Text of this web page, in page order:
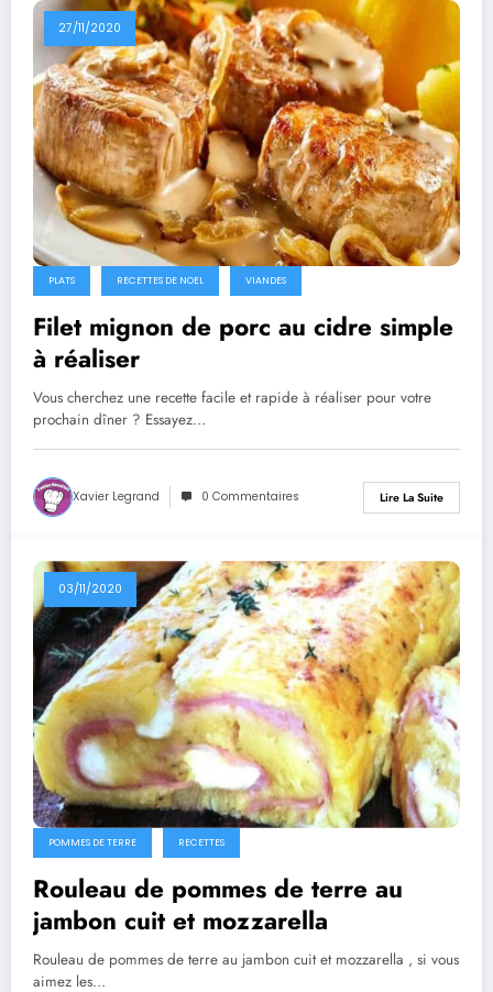
27/11/2020
PLATS RECETTES DE NOEL VIANDES
Filet mignon de porc au cidre simple
à réaliser
Vous cherchez une recette facile et rapide à réaliser pour votre
prochain dîner ? Essayez…
Xavier Legrand 0 Commentaires Lire La Suite
03/11/2020
POMMES DE TERRE RECETTES
Rouleau de pommes de terre au
jambon cuit et mozzarella
Rouleau de pommes de terre au jambon cuit et mozzarella , si vous
aimez les…